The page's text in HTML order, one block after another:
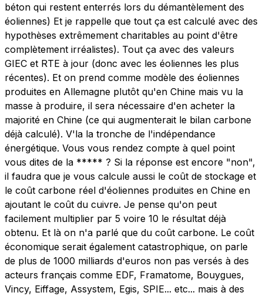
béton qui restent enterrés lors du démantèlement des
éoliennes) Et je rappelle que tout ça est calculé avec des
hypothèses extrêmement charitables au point d'être
complètement irréalistes). Tout ça avec des valeurs
GIEC et RTE à jour (donc avec les éoliennes les plus
récentes). Et on prend comme modèle des éoliennes
produites en Allemagne plutôt qu'en Chine mais vu la
masse à produire, il sera nécessaire d'en acheter la
majorité en Chine (ce qui augmenterait le bilan carbone
déjà calculé). V'la la tronche de l'indépendance
énergétique. Vous vous rendez compte à quel point
vous dites de la ***** ? Si la réponse est encore "non",
il faudra que je vous calcule aussi le coût de stockage et
le coût carbone réel d'éoliennes produites en Chine en
ajoutant le coût du cuivre. Je pense qu'on peut
facilement multiplier par 5 voire 10 le résultat déjà
obtenu. Et là on n'a parlé que du coût carbone. Le coût
économique serait également catastrophique, on parle
de plus de 1000 milliards d'euros non pas versés à des
acteurs français comme EDF, Framatome, Bouygues,
Vincy, Eiffage, Assystem, Egis, SPIE... etc... mais à des